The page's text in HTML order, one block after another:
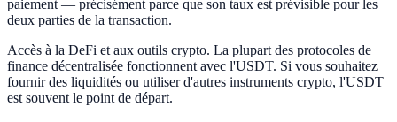
paiement — précisément parce que son taux est prévisible pour les
deux parties de la transaction.
Accès à la DeFi et aux outils crypto. La plupart des protocoles de
finance décentralisée fonctionnent avec l'USDT. Si vous souhaitez
fournir des liquidités ou utiliser d'autres instruments crypto, l'USDT
est souvent le point de départ.